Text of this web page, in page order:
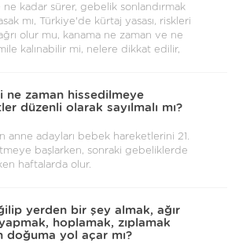
ne kadar sürer, gebelik sonlandırmak
mı, Türkiye'de kürtaj yasası, riskleri
olur mu, kanama ne zaman ve ne
kalınabilir mi, nelere dikkat edilir,
ne zaman hissedilmeye
düzenli olarak sayılmalı mı?
anne adayları bebek hareketlerini 21.
başlarken, sonraki gebeliklerde
haftalarda olur.
yerden bir şey almak, ağır
hoplamak, zıplamak
doğuma yol açar mı?